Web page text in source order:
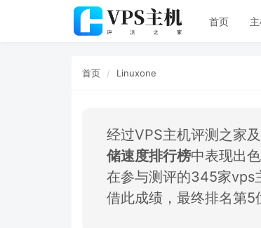
首页
首页 Linuxone
经过VPS主机评测之家
储速度排行榜中表现出
在参与测评的345家vps
借此成绩，最终排名第5